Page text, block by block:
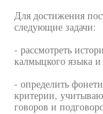
Для достижения
следующие задачи:
- рассмотреть
калмыцкого языка
- определить
критерии,
говоров и